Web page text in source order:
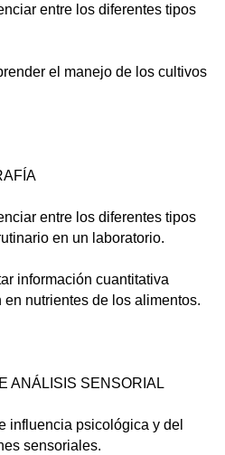
entre los diferentes tipos
el manejo de los cultivos
entre los diferentes tipos
en un laboratorio.
información cuantitativa
nutrientes de los alimentos.
ANÁLISIS SENSORIAL
influencia psicológica y del
sensoriales.